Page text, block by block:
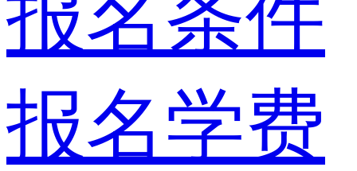
报名条件
报名学费